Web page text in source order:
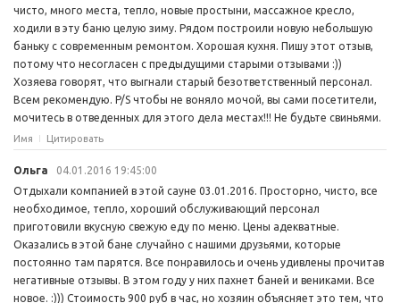
чисто, много места, тепло, новые простыни, массажное кресло,
ходили в эту баню целую зиму. Рядом построили новую небольшую
баньку с современным ремонтом. Хорошая кухня. Пишу этот отзыв,
потому что несогласен с предыдущими старыми отзывами :))
Хозяева говорят, что выгнали старый безответственный персонал.
Всем рекомендую. P/S чтобы не воняло мочой, вы сами посетители,
мочитесь в отведенных для этого дела местах!!! Не будьте свиньями.
Имя Цитировать
Ольга
04.01.2016 19:45:00
Отдыхали компанией в этой сауне 03.01.2016. Просторно, чисто, все
необходимое, тепло, хороший обслуживающий персонал
приготовили вкусную свежую еду по меню. Цены адекватные.
Оказались в этой бане случайно с нашими друзьями, которые
постоянно там парятся. Все понравилось и очень удивлены прочитав
негативные отзывы. В этом году у них пахнет баней и вениками. Все
новое. :))) Стоимость 900 руб в час, но хозяин объясняет это тем, что